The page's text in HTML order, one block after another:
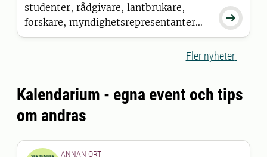

studenter, rådgivare, lantbrukare,
forskare, myndighetsrepresentanter
och branschaktörer för Vallkonferens.
programmet och vid
posterutställningen.
Fler nyheter
Kalendarium - egna event och tips
om andras
ANNAN ORT